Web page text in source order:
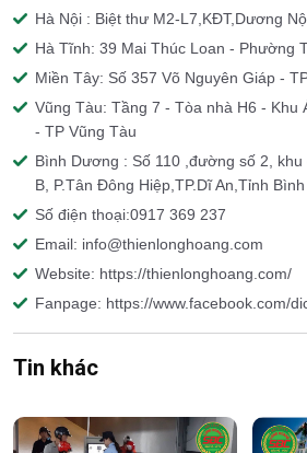
Hà Nội : Biệt thư M2-L7,KĐT,Dương
Hà Tĩnh: 39 Mai Thúc Loan - Phường
Miền Tây: Số 357 Võ Nguyên Giáp -
Vũng Tàu: Tầng 7 - Tòa nhà H6 - Khu
- TP Vũng Tàu
Bình Dương : Số 110 ,đường số 2,
B, P.Tân Đông Hiệp,TP.Dĩ An,Tỉnh
Số điện thoại:0917 369 237
Email: info@thienlonghoang.com
Website: https://thienlonghoang.com/
Fanpage: https://www.facebook.com/
Tin khác